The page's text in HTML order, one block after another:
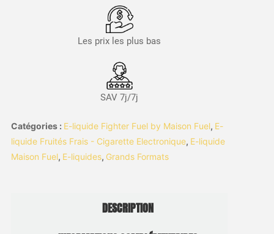
Les prix les plus bas
SAV 7j/7j
Catégories : E-liquide Fighter Fuel by Maison Fuel, E-
liquide Fruités Frais - Cigarette Electronique, E-liquide
Maison Fuel, E-liquides, Grands Formats
DESCRIPTION